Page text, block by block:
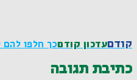
קודםעדכון קודםכך חלפו להם 9 שנים! אחרי 3 קדנציות רצופות סיים לדיאנסקי את כהונתו כדירקטור חיצוני ב"אקו"ם"
כתיבת תגובה